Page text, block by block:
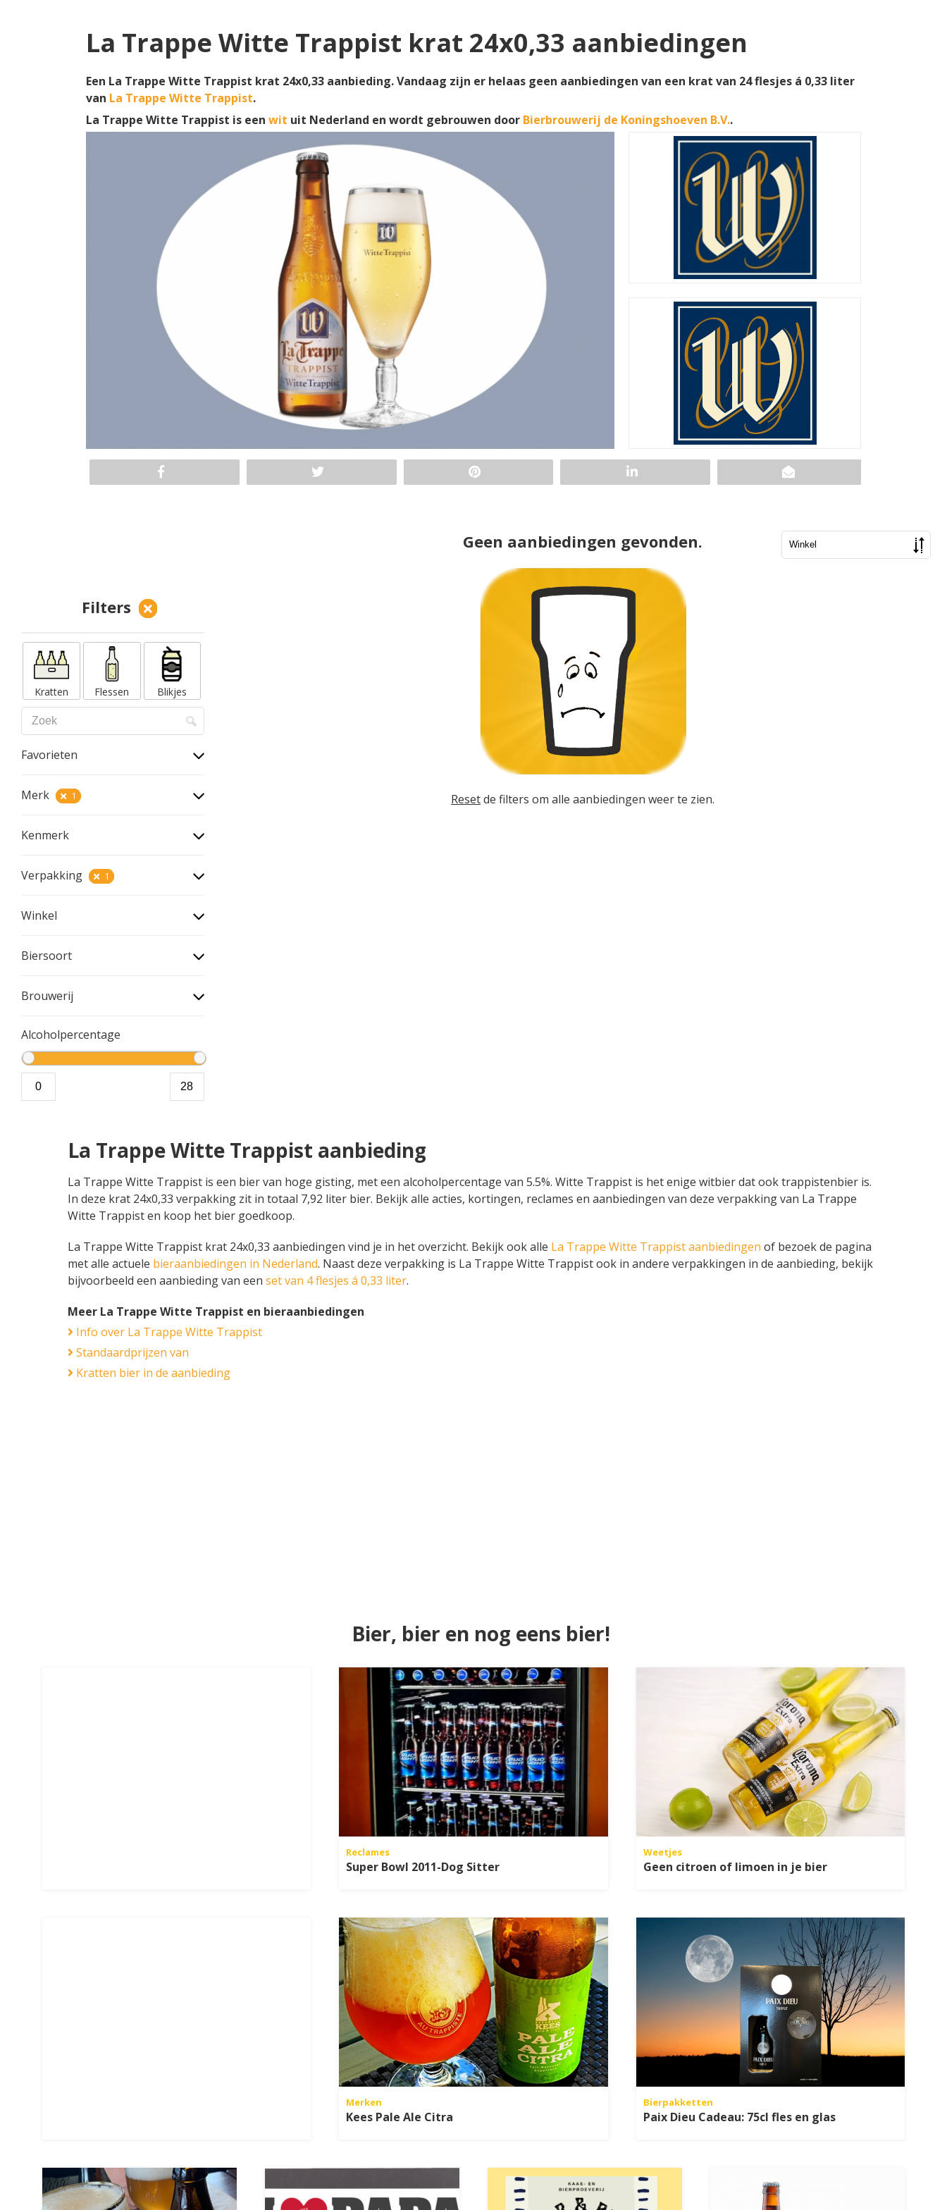
La Trappe Witte Trappist krat 24x0,33 aanbiedingen
Een La Trappe Witte Trappist krat 24x0,33 aanbieding. Vandaag zijn er helaas geen aanbiedingen van een krat van 24 flesjes á 0,33 liter
van La Trappe Witte Trappist.
La Trappe Witte Trappist is een wit uit Nederland en wordt gebrouwen door Bierbrouwerij de Koningshoeven B.V..
Filters
Kratten Flessen Blikjes
Favorieten
Merk 1
Kenmerk
Verpakking 1
Winkel
Biersoort
Brouwerij
Alcoholpercentage
Geen aanbiedingen gevonden.
Resetde filters om alle aanbiedingen weer te zien.
La Trappe Witte Trappist aanbieding
La Trappe Witte Trappist is een bier van hoge gisting, met een alcoholpercentage van 5.5%. Witte Trappist is het enige witbier dat ook trappistenbier is.
In deze krat 24x0,33 verpakking zit in totaal 7,92 liter bier. Bekijk alle acties, kortingen, reclames en aanbiedingen van deze verpakking van La Trappe
Witte Trappist en koop het bier goedkoop.
La Trappe Witte Trappist krat 24x0,33 aanbiedingen vind je in het overzicht. Bekijk ook alle La Trappe Witte Trappist aanbiedingen of bezoek de pagina
met alle actuele bieraanbiedingen in Nederland. Naast deze verpakking is La Trappe Witte Trappist ook in andere verpakkingen in de aanbieding, bekijk
bijvoorbeeld een aanbieding van een set van 4 flesjes á 0,33 liter.
Meer La Trappe Witte Trappist en bieraanbiedingen
Info over La Trappe Witte Trappist
Standaardprijzen van
Kratten bier in de aanbieding
Bier, bier en nog eens bier!
Reclames
Super Bowl 2011-Dog Sitter
Weetjes
Geen citroen of limoen in je bier
Merken
Kees Pale Ale Citra
Bierpakketten
Paix Dieu Cadeau: 75cl fles en glas